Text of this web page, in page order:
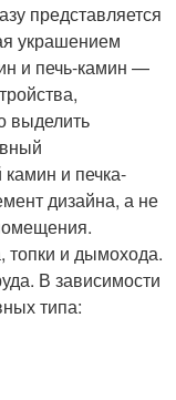
представляется
украшением
и печь-камин —
выделить
и печка-
дизайна, а не
топки и дымохода.
В зависимости
типа: